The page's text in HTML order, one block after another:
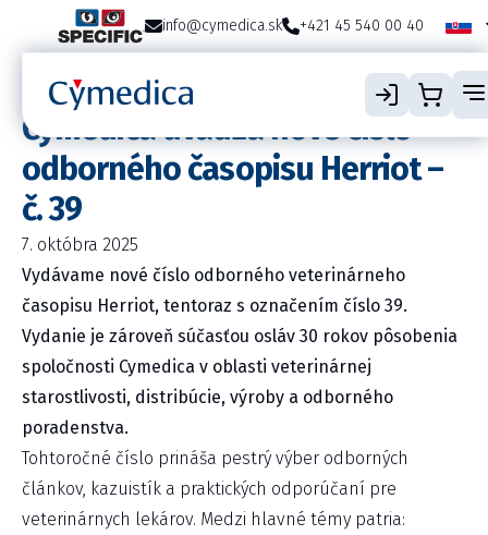
info@cymedica.sk +421 45 540 00 40
Cymedica uvádza nové číslo
odborného časopisu Herriot –
č. 39
7. októbra 2025
Vydávame nové číslo odborného veterinárneho
časopisu Herriot, tentoraz s označením číslo 39.
Vydanie je zároveň súčasťou osláv 30 rokov pôsobenia
spoločnosti Cymedica v oblasti veterinárnej
starostlivosti, distribúcie, výroby a odborného
poradenstva.
Tohtoročné číslo prináša pestrý výber odborných
článkov, kazuistík a praktických odporúčaní pre
veterinárnych lekárov. Medzi hlavné témy patria: